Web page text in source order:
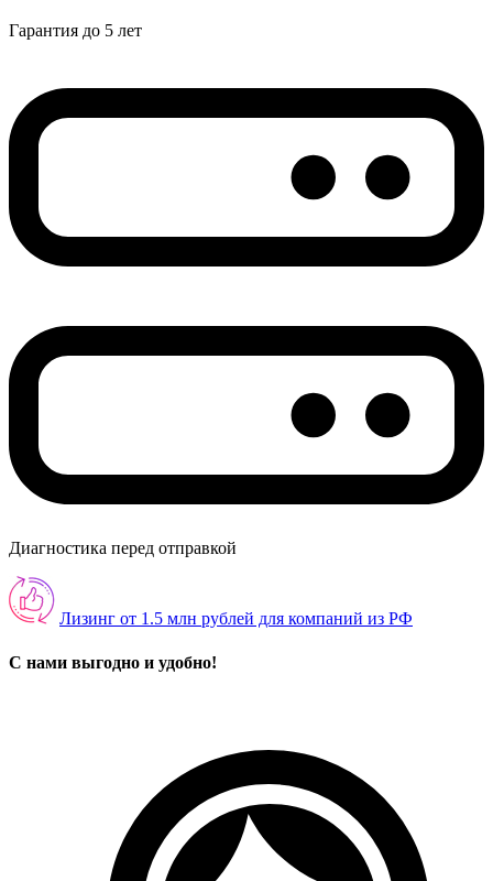
Гарантия до 5 лет
Диагностика перед отправкой
Лизинг от 1.5 млн рублей для компаний из РФ
С нами выгодно и удобно!